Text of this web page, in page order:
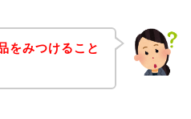
をみつけること